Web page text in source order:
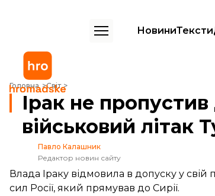
НовиниТексти
Головна Світ
Ірак не пропустив до Сирії російський військовий літак
Ірак не
військовий літак
Павло Калашник
Редактор новин сайту
Влада Іраку відмовила в допуску у свій
сил Росії, який прямував до Сирії.